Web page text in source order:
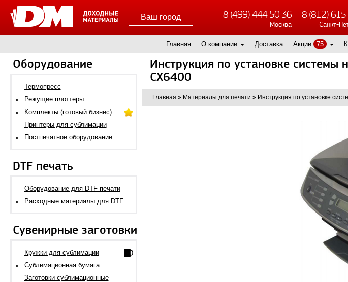
Ваш город 8 (499) 444 50 36
Москва
8 (812)
Санкт-
Главная О компании Доставка Акции 75
Оборудование
Термопресс
Режущие плоттеры
Комплекты (готовый бизнес)
Принтеры для сублимации
Постпечатное оборудование
DTF печать
Оборудование для DTF печати
Расходные материалы для DTF
Сувенирные заготовки
Кружки для сублимации
Сублимационная бумага
Заготовки сублимационные
Инструкция по установке
CX6400
Главная » Материалы для печати » Инструкция по установке